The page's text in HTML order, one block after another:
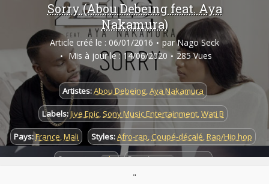
Sorry (Abou Debeing feat. Aya
Nakamura)
Article créé le : 06/01/2016 par Nago Seck
Mis à jour le : 14/06/2020
285 Vues
Artistes:Abou Debeing,Aya Nakamura
Labels:Jive Epic,Sony Music Entertainment,Wati B
Pays:France,Mali Styles:Afro-rap,Coupé-décalé,Rap/Hip hop
Support :Single Parution :06/01/2016
"